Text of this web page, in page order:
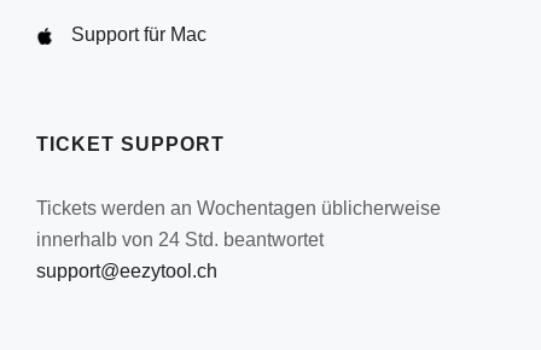
Support für Mac
TICKET SUPPORT
Tickets werden an Wochentagen üblicherweise
innerhalb von 24 Std. beantwortet
support@eezytool.ch